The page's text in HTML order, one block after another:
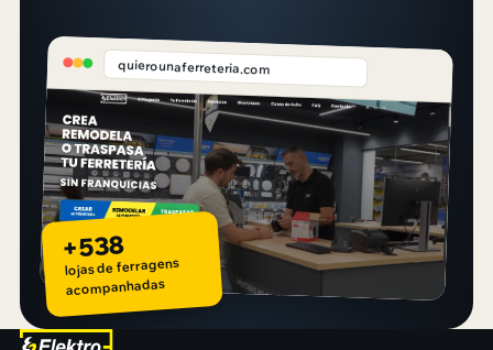
quierounaferreteria.com
+538
lojas de ferragens
acompanhadas